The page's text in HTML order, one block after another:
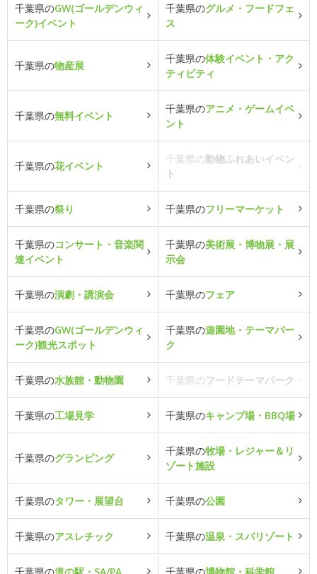
千葉県のGW(ゴールデンウィ
ーク)イベント
千葉県のグルメ・フードフェ
ス
千葉県の物産展
千葉県の体験イベント・アク
ティビティ
千葉県の無料イベント
千葉県のアニメ・ゲームイベ
ント
千葉県の花イベント
千葉県の動物ふれあいイベン
ト
千葉県の祭り 千葉県のフリーマーケット
千葉県のコンサート・音楽関
連イベント
千葉県の美術展・博物展・展
示会
千葉県の演劇・講演会 千葉県のフェア
千葉県のGW(ゴールデンウィ
ーク)観光スポット
千葉県の遊園地・テーマパー
ク
千葉県の水族館・動物園 千葉県のフードテーマパーク
千葉県の工場見学 千葉県のキャンプ場・BBQ場
千葉県のグランピング
千葉県の牧場・レジャー＆リ
ゾート施設
千葉県のタワー・展望台 千葉県の公園
千葉県のアスレチック 千葉県の温泉・スパリゾート
千葉県の道の駅・SA/PA 千葉県の博物館・科学館